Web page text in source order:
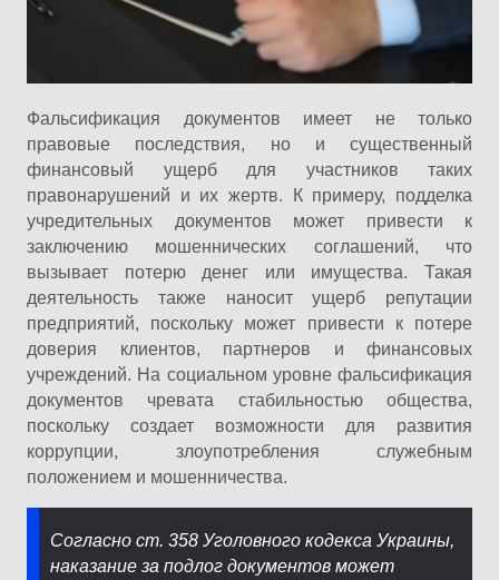
Фальсификация документов имеет не только
правовые последствия, но и существенный
финансовый ущерб для участников таких
правонарушений и их жертв.
К примеру, подделка
учредительных документов может привести к
заключению мошеннических соглашений, что
вызывает потерю денег или имущества.
Такая
деятельность также наносит ущерб репутации
предприятий, поскольку может привести к потере
доверия клиентов, партнеров и финансовых
учреждений. На социальном уровне фальсификация
документов чревата стабильностью общества,
поскольку создает возможности для развития
коррупции, злоупотребления служебным
положением и мошенничества.
Согласно ст. 358 Уголовного кодекса Украины,
наказание за подлог документов может